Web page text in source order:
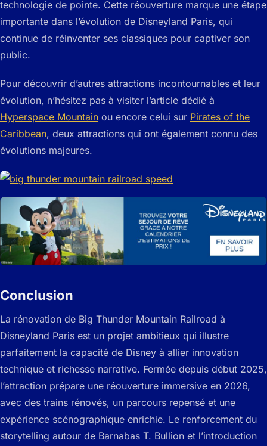
technologie de pointe. Cette réouverture marque une étape
importante dans l’évolution de Disneyland Paris, qui
continue de réinventer ses classiques pour captiver son
public.
Pour découvrir d’autres attractions incontournables et leur
évolution, n’hésitez pas à visiter l’article dédié à
Hyperspace Mountain ou encore celui sur Pirates of the
Caribbean, deux attractions qui ont également connu des
évolutions majeures.
Conclusion
La rénovation de Big Thunder Mountain Railroad à
Disneyland Paris est un projet ambitieux qui illustre
parfaitement la capacité de Disney à allier innovation
technique et richesse narrative. Fermée depuis début 2025,
l’attraction prépare une réouverture immersive en 2026,
avec des trains rénovés, un parcours repensé et une
expérience scénographique enrichie. Le renforcement du
storytelling autour de Barnabas T. Bullion et l’introduction